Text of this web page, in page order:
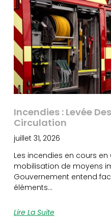
Incendies : Levée
Circulation
juillet 31, 2026
Les incendies en cours
mobilisation de moyens
Gouvernement entend
éléments…
Lire La Suite